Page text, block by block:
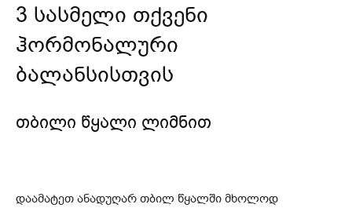
3 სასმელი თქვენი
ჰორმონალური
ბალანსისთვის
თბილი წყალი ლიმნით
დაამატეთ ანადუღარ თბილ წყალში მხოლოდ